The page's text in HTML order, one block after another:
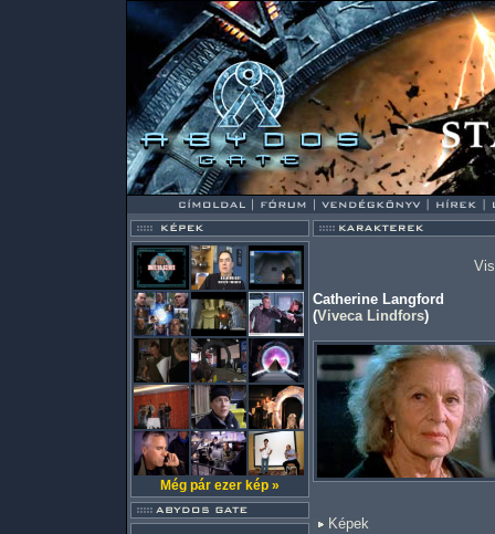
Még pár ezer kép »
Catherine Langford
(Viveca Lindfors)
Képek